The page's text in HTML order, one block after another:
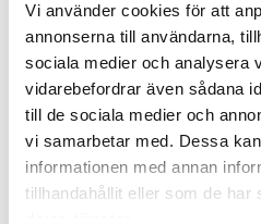
Vi använder cookies för att
annonserna till användarna,
sociala medier och analysera
vidarebefordrar även sådana
till de sociala medier och
vi samarbetar med. Dessa
informationen med annan
tillhandahållit eller som de har
Polisregionen
att rättas till”